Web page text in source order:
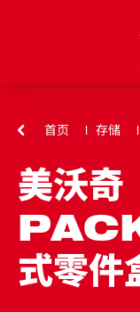
首页 存储
美沃奇
式零件